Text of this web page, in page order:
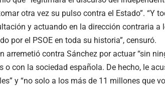
otra vez su pulso contra el Estado”. “Y
y actuando en la dirección contraria
por el PSOE en toda su historia”, censuró.
arremetió contra Sánchez por actuar “sin
o con la sociedad española. De hecho, le
y “no solo a los más de 11 millones que